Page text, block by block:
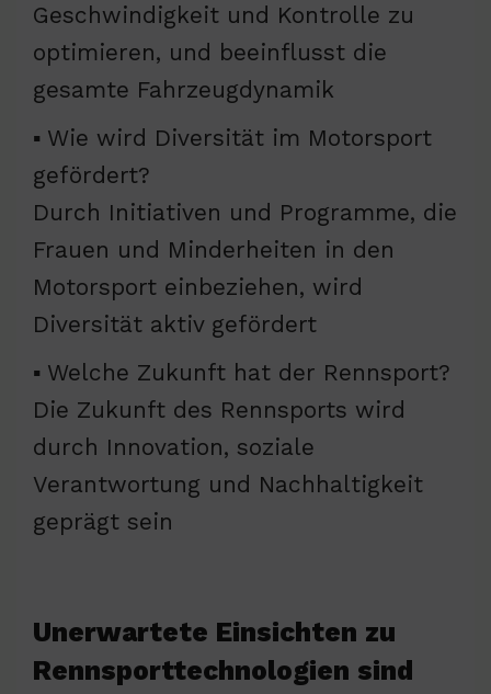
Geschwindigkeit und Kontrolle zu
optimieren, und beeinflusst die
gesamte Fahrzeugdynamik
▪ Wie wird Diversität im Motorsport
gefördert?
Durch Initiativen und Programme, die
Frauen und Minderheiten in den
Motorsport einbeziehen, wird
Diversität aktiv gefördert
▪ Welche Zukunft hat der Rennsport?
Die Zukunft des Rennsports wird
durch Innovation, soziale
Verantwortung und Nachhaltigkeit
geprägt sein
Unerwartete Einsichten zu
Rennsporttechnologien sind